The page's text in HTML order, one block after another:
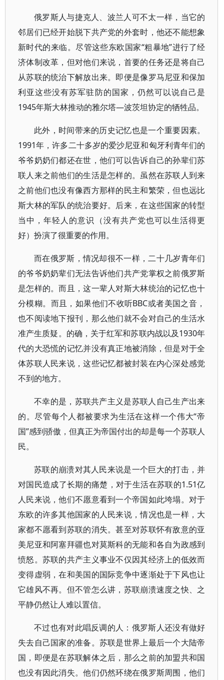
俄罗斯人与捷克人、波兰人可不太一样，当它的
邻居们已经开始脱下共产党的外套时，他还不能想象
新时代的来临。尽管这些东欧国家“粗暴地”进行了经
济体制改革，但对他们来说，首要的任务还是将自己
从苏联的统治下解放出来。即便是像罗马尼亚和保加
利亚这些没有苏军驻防的国家，仍然可以说自己是
1945年斯大林推动的雅尔塔—波茨坦协定的牺牲品。
此外，时间带来的历史记忆也是一个重要因素。
1991年，许多二十多岁的爱沙尼亚和匈牙利青年们的
爷爷奶奶们都还在世，他们可以告诉自己的孙辈们苏
联人来之前他们的生活是怎样的。虽然在苏联人到来
之前他们也没有像西方那样的民主和繁荣，但也远比
斯大林的军队的统治要好。后来，在这些国家的转型
当中，年轻人的意识（没有共产党也可以生活得更
好）扮演了很重要的作用。
而在俄罗斯，情况却很不一样，二十几岁青年们
的爷爷奶奶辈们无法告诉他们共产党掌权之前俄罗斯
是怎样的。而且，这一辈人对斯大林统治的记忆也十
分模糊。而且，如果他们不收听BBC或者美国之音，
也不阅读地下报刊，那么他们就不会对自己的生活水
准产生质疑。的确，关于红军和苏联内战以及1930年
代的大恐慌的记忆并没有真正地被消除，但是对于全
体苏联人民来说，这些记忆都被封装在内心深处感觉
不到的地方。
不幸的是，苏联共产主义是苏联人自己生产出来
的。尽管每个人都被要求为生活在这样一个伟大“帝
国”感到骄傲，但真正为帝国付出的却是每一个苏联人
民。
苏联的崩溃对其人民来说是一个巨大的打击，并
对国民造成了长期的痛楚，对于生活在苏联的1.51亿
人民来说，他们不愿意看到一个帝国如此垮塌。对于
东欧的许多其他国家的人民来说，情况也是一样，大
家都不愿看到苏联的消失。甚至对苏联怀有敌意的亚
美尼亚和阿塞拜疆也对莫斯科的无能和各自为政感到
愤怒。苏联的共产主义事业不仅因其经济上的低效而
变得虚弱，在和美国的国际竞争中逐渐处于下风也让
它雄风不再。但不管怎么讲，苏联崩溃速度之快、之
平静仍然让人难以置信。
不过也有对此唱反调的人：俄罗斯人还没有做好
失去自己国家的准备。苏联是世界上最后一个大陆帝
国，即便是在苏联解体之后，那么之前的加盟共和国
也没有因此消失。他们仍然环绕在俄罗斯周围，他们